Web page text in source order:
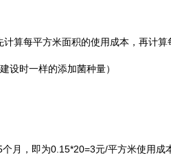
每平方米面积的使用成本，再计算
设时一样的添加菌种量）
，即为0.15*20=3元/平方米使用成